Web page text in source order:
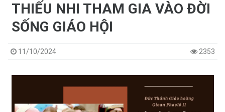
THIẾU NHI THAM GIA VÀO ĐỜI
SỐNG GIÁO HỘI
11/10/2024 2353